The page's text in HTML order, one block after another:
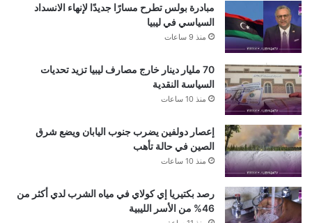
مبادرة بولس تطرح مسارًا جديدًا لإنهاء الانسداد
السياسي في ليبيا
منذ 9 ساعات
70 مليار دينار خارج مصارف ليبيا تزيد تحديات
السياسة النقدية
منذ 10 ساعات
إعصار دولفين يضرب جنوب اليابان ويضع شرق
الصين في حالة تأهب
منذ 10 ساعات
رصد بكتيريا إي كولاي في مياه الشرب لدي أكثر من
46% من الأسر الليبية